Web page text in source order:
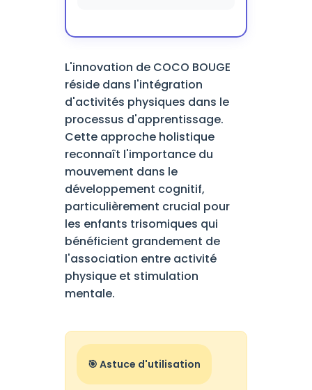
L'innovation de COCO BOUGE
réside dans l'intégration
d'activités physiques dans le
processus d'apprentissage.
Cette approche holistique
reconnaît l'importance du
mouvement dans le
développement cognitif,
particulièrement crucial pour
les enfants trisomiques qui
bénéficient grandement de
l'association entre activité
physique et stimulation
mentale.
🎯 Astuce d'utilisation